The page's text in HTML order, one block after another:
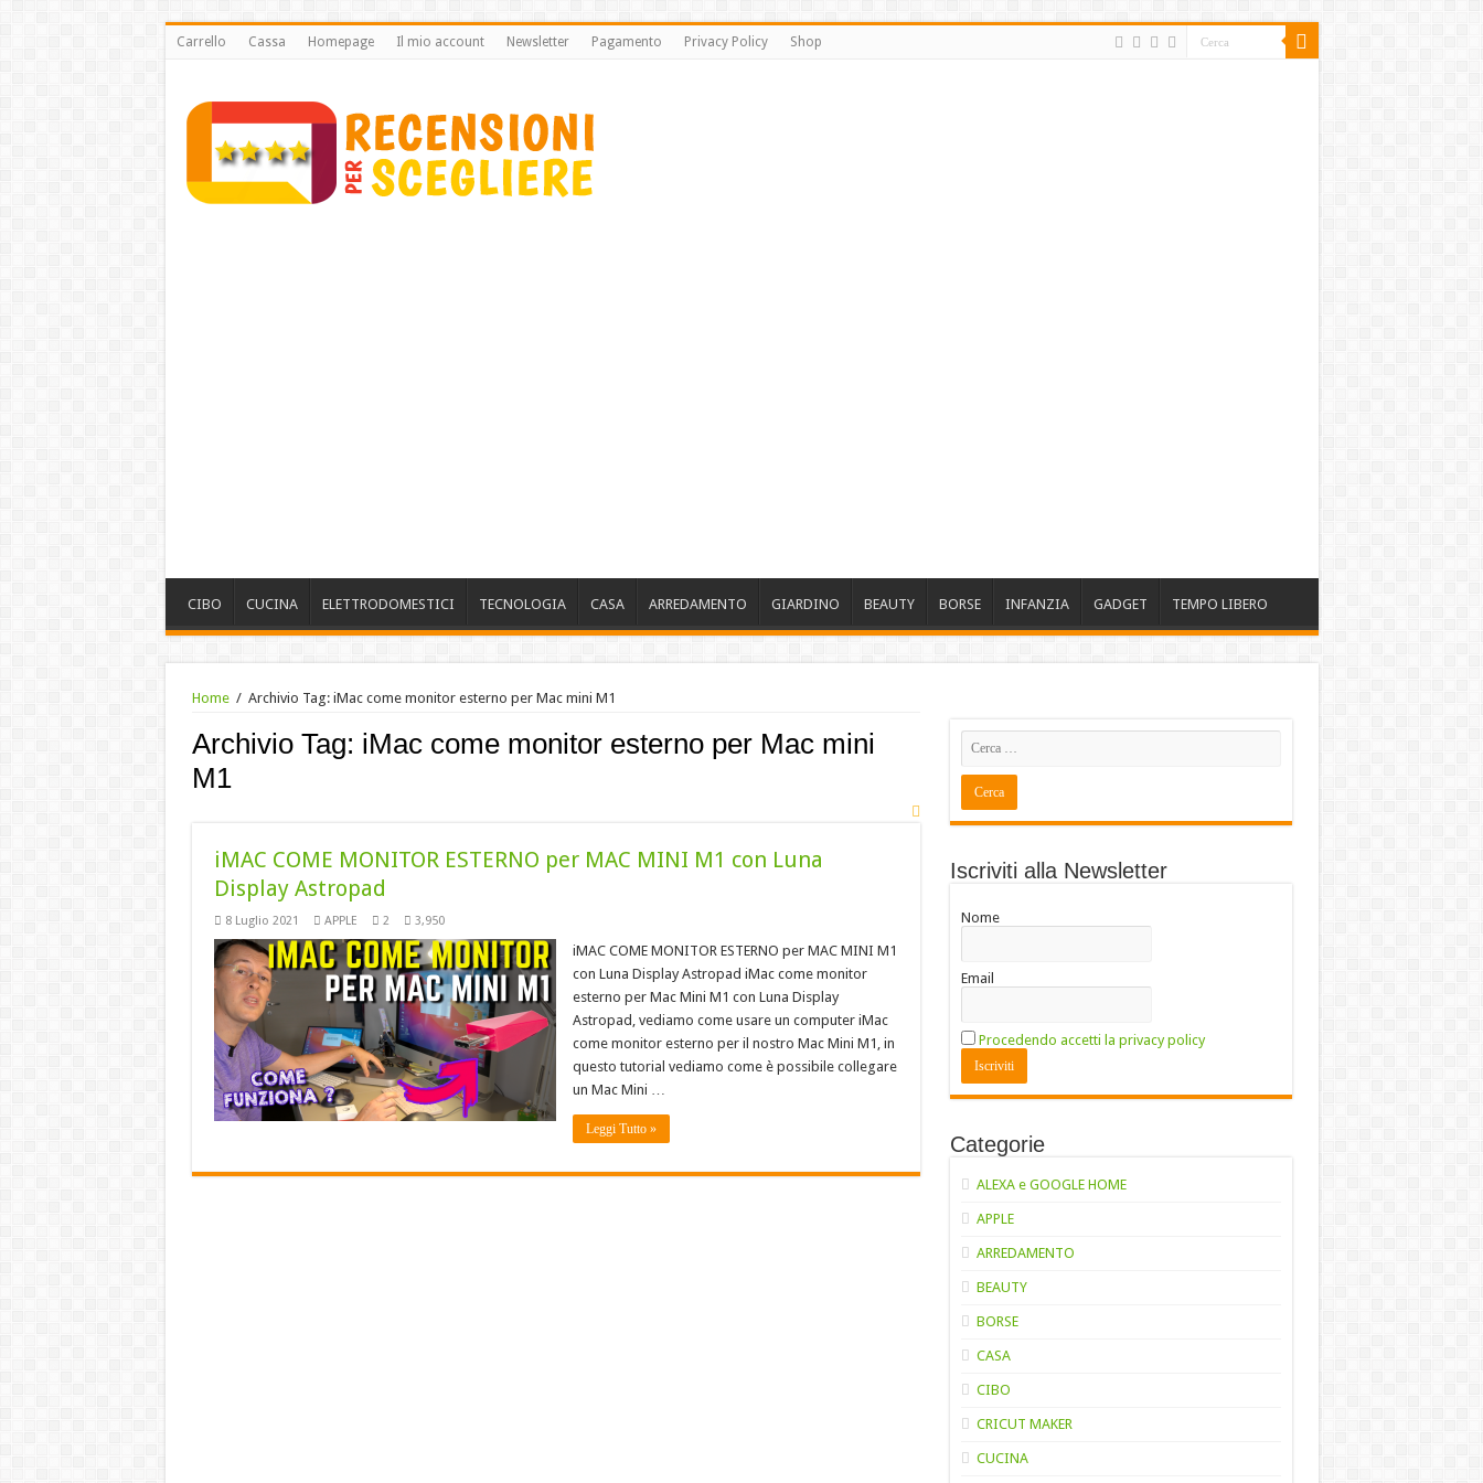
Carrello Cassa Homepage Il mio account Newsletter Pagamento Privacy Policy Shop
CIBO CUCINA ELETTRODOMESTICI TECNOLOGIA CASA ARREDAMENTO GIARDINO BEAUTY BORSE INFANZIA GADGET TEMPO LIBERO
Home / Archivio Tag: iMac come monitor esterno per Mac mini M1
Archivio Tag: iMac come monitor esterno per Mac mini
M1
iMAC COME MONITOR ESTERNO per MAC MINI M1 con Luna
Display Astropad
8 Luglio 2021 APPLE 2 3,950
iMAC COME MONITOR ESTERNO per MAC MINI M1
con Luna Display Astropad iMac come monitor
esterno per Mac Mini M1 con Luna Display
Astropad, vediamo come usare un computer iMac
come monitor esterno per il nostro Mac Mini M1, in
questo tutorial vediamo come è possibile collegare
un Mac Mini …
Leggi Tutto »
Iscriviti alla Newsletter
Nome
Email
Procedendo accetti la privacy policy
Categorie
ALEXA e GOOGLE HOME
APPLE
ARREDAMENTO
BEAUTY
BORSE
CASA
CIBO
CRICUT MAKER
CUCINA